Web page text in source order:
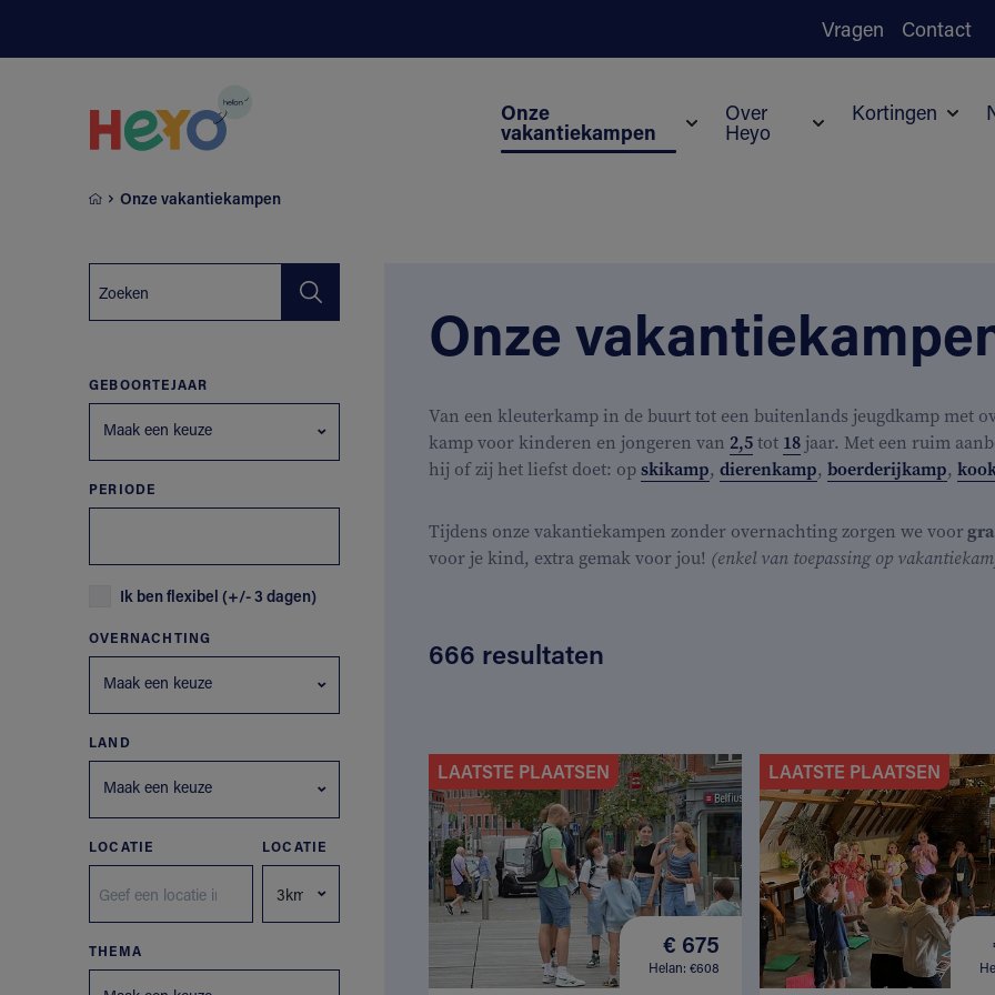
Vragen Contact
Onze
vakantiekampen
Submenu voor Onze vakantiekampen
Over
Heyo
Kortingen
Onze vakantiekampen
GEBOORTEJAAR
Maak een keuze
PERIODE
Ik ben flexibel (+/- 3 dagen)
OVERNACHTING
Maak een keuze
LAND
Maak een keuze
LOCATIE LOCATIE
THEMA
Onze
Van een kleuterkamp in de buurt tot een buitenlands jeugdkamp met
kamp voor kinderen en jongeren van 2,5tot 18 jaar. Met een ruim
hij of zij het liefst doet: opskikamp, dierenkamp, boerderijkamp,
Tijdens onze vakantiekampen zonder overnachting zorgen we voor
voor je kind, extra gemak voor jou! (enkel van toepassing op
666 resultaten
LAATSTE PLAATSEN
€ 675
Helan: €608
LAATSTE PLAATSEN